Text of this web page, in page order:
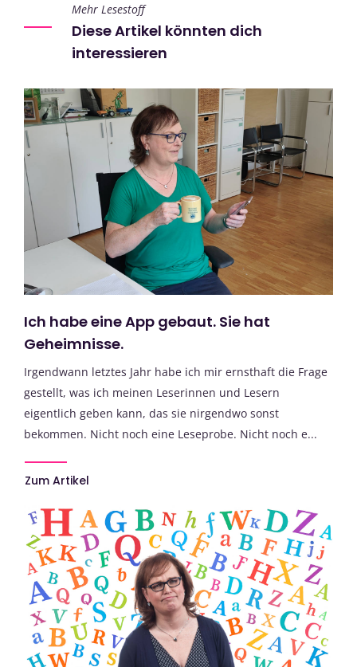
Mehr Lesestoff
Diese Artikel könnten dich
interessieren
Ich habe eine App gebaut. Sie hat
Geheimnisse.
Irgendwann letztes Jahr habe ich mir ernsthaft die Frage
gestellt, was ich meinen Leserinnen und Lesern
eigentlich geben kann, das sie nirgendwo sonst
bekommen. Nicht noch eine Leseprobe. Nicht noch e...
Zum Artikel